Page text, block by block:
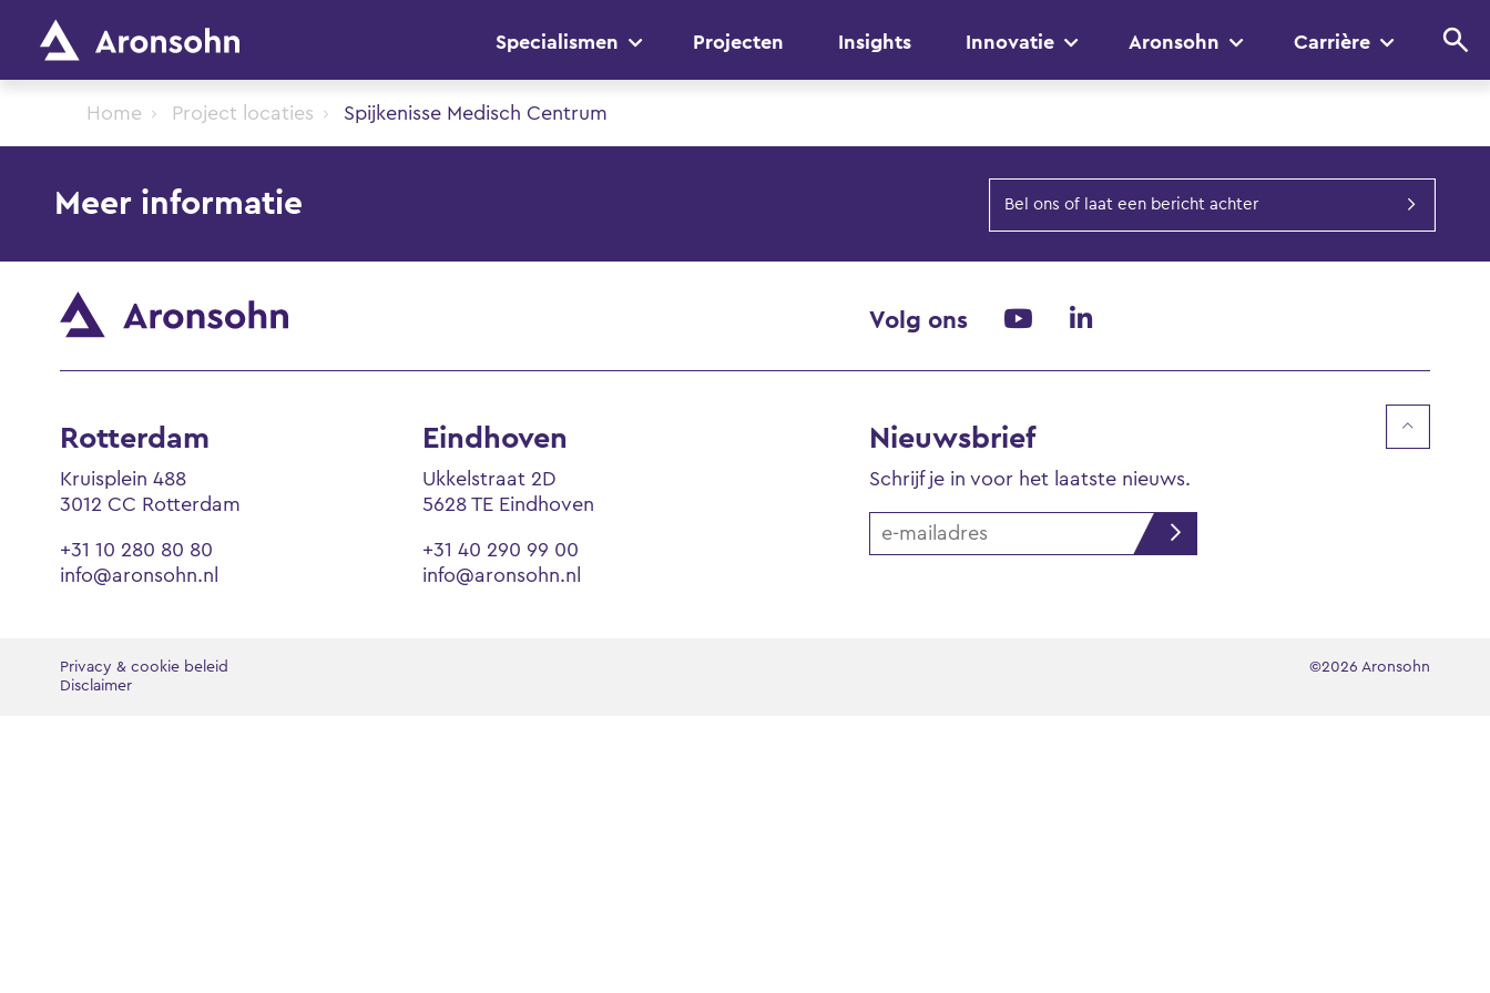
Specialismen Projecten Insights Innovatie Aronsohn Carrière
Home Project locaties Spijkenisse Medisch Centrum
Meer informatie Bel ons of laat een bericht achter
Volg ons
Rotterdam
Kruisplein 488
3012 CC Rotterdam
+31 10 280 80 80
info@aronsohn.nl
Eindhoven
Ukkelstraat 2D
5628 TE Eindhoven
+31 40 290 99 00
info@aronsohn.nl
Nieuwsbrief
Schrijf je in voor het laatste nieuws.
Privacy & cookie beleid
Disclaimer
©2026 Aronsohn